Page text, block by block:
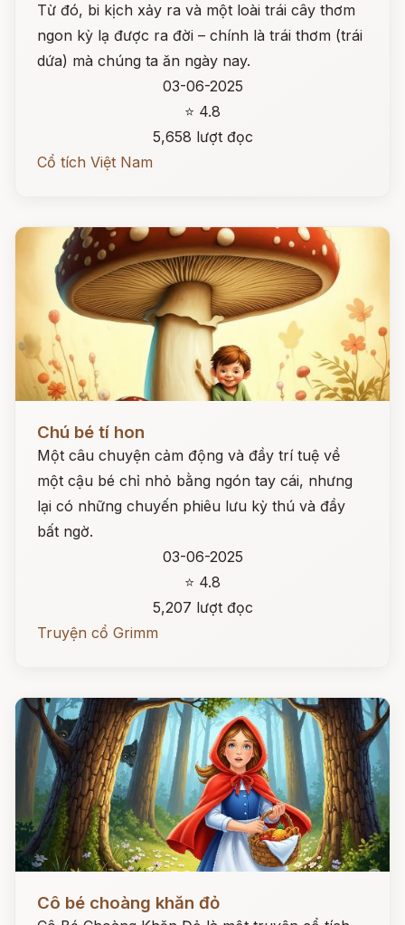
Từ đó, bi kịch xảy ra và một loài trái cây thơm
ngon kỳ lạ được ra đời – chính là trái thơm (trái
dứa) mà chúng ta ăn ngày nay.
03-06-2025
⭐ 4.8
5,658 lượt đọc
Cổ tích Việt Nam
Chú bé tí hon
Một câu chuyện cảm động và đầy trí tuệ về
một cậu bé chỉ nhỏ bằng ngón tay cái, nhưng
lại có những chuyến phiêu lưu kỳ thú và đầy
bất ngờ.
03-06-2025
⭐ 4.8
5,207 lượt đọc
Truyện cổ Grimm
Cô bé choàng khăn đỏ